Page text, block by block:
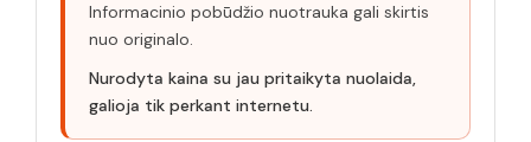
Informacinio pobūdžio nuotrauka gali skirtis
nuo originalo.
Nurodyta kaina su jau pritaikyta nuolaida,
galioja tik perkant internetu.